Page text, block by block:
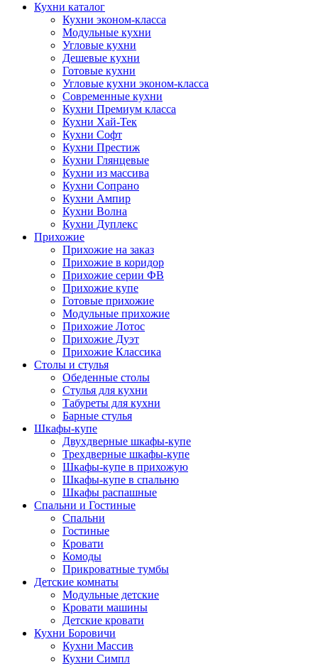
Кухни каталог
Кухни эконом-класса
Модульные кухни
Угловые кухни
Дешевые кухни
Готовые кухни
Угловые кухни эконом-класса
Современные кухни
Кухни Премиум класса
Кухни Хай-Тек
Кухни Софт
Кухни Престиж
Кухни Глянцевые
Кухни из массива
Кухни Сопрано
Кухни Ампир
Кухни Волна
Кухни Дуплекс
Прихожие
Прихожие на заказ
Прихожие в коридор
Прихожие серии ФВ
Прихожие купе
Готовые прихожие
Модульные прихожие
Прихожие Лотос
Прихожие Дуэт
Прихожие Классика
Столы и стулья
Обеденные столы
Стулья для кухни
Табуреты для кухни
Барные стулья
Шкафы-купе
Двухдверные шкафы-купе
Трехдверные шкафы-купе
Шкафы-купе в прихожую
Шкафы-купе в спальню
Шкафы распашные
Спальни и Гостиные
Спальни
Гостиные
Кровати
Комоды
Прикроватные тумбы
Детские комнаты
Модульные детские
Кровати машины
Детские кровати
Кухни Боровичи
Кухни Массив
Кухни Симпл